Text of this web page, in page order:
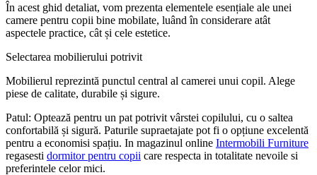
În acest ghid detaliat, vom prezenta elementele esențiale ale unei
camere pentru copii bine mobilate, luând în considerare atât
aspectele practice, cât și cele estetice.
Selectarea mobilierului potrivit
Mobilierul reprezintă punctul central al camerei unui copil. Alege
piese de calitate, durabile și sigure.
Patul: Optează pentru un pat potrivit vârstei copilului, cu o saltea
confortabilă și sigură. Paturile supraetajate pot fi o opțiune excelentă
pentru a economisi spațiu. In magazinul online Intermobili Furniture
regasesti dormitor pentru copii care respecta in totalitate nevoile si
preferintele celor mici.